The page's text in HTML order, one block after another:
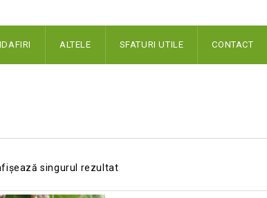
ALTELE SFATURI UTILE CONTACT
singurul rezultat